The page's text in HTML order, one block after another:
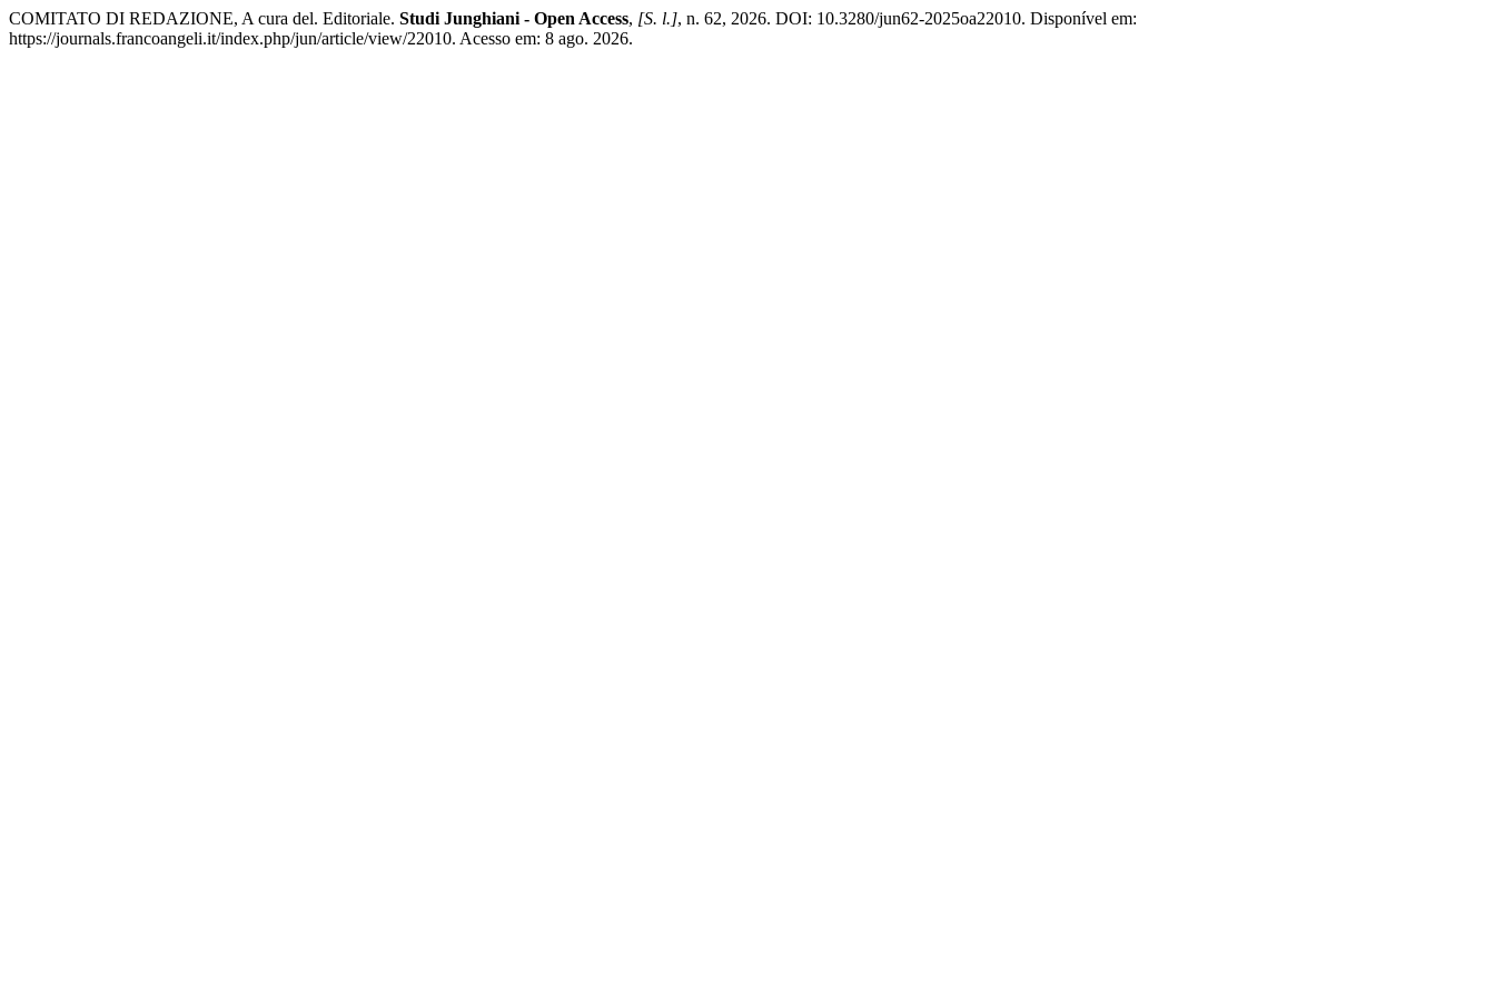
COMITATO DI REDAZIONE, A cura del. Editoriale. Studi Junghiani - Open Access, [S. l.], n. 62, 2026. DOI: 10.3280/jun62-2025oa22010. Disponível em:
https://journals.francoangeli.it/index.php/jun/article/view/22010. Acesso em: 8 ago. 2026.